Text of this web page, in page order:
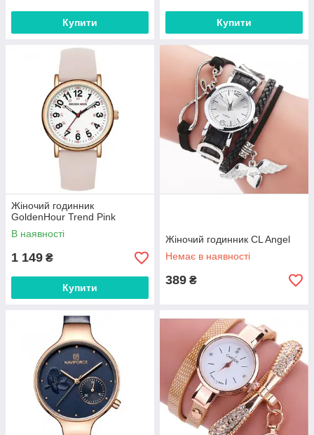
Купити Купити
Жіночий годинник
GoldenHour Trend Pink
В наявності
1 149 ₴
Купити
Жіночий годинник CL Angel
Немає в наявності
389 ₴